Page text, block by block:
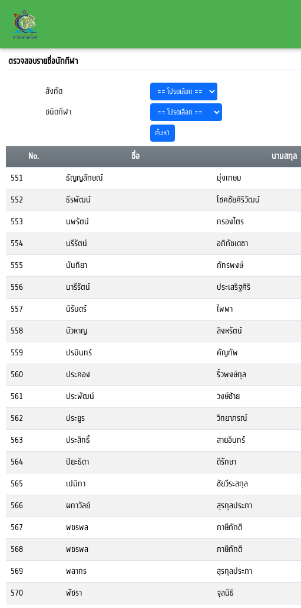
ตรวจสอบรายชื่อนักกีฬา
สังกัด
ชนิดกีฬา
No. ชื่อ นามสกุล
551
ธัญญลักษณ์ มุ่งเกษม
552
ธีรพัฒน์ โชคชัยศิริวัฒน์
553
นพรัตน์ กรองไตร
554
นรีรัตน์ อภิภัชเดชา
555
นันทิยา ภัทรพงษ์
556
นารีรัตน์ ประเสริฐศิริ
557
นิรันดร์ ไพพา
558
บัวหาญ สิงหรัตน์
559
ปรมินทร์ คัญทัพ
560
ประคอง ริ้วพงษ์กุล
561
ประพัฒน์ วงษ์ซ้าย
562
ประยูร วิทยาภรณ์
563
ประสิทธิ์ สายอินทร์
564
ปิยะธิดา ดีรักษา
565
เปมิกา ชัยวีระสกุล
566
ผกาวัลย์ สุรกุลประภา
567
พชรพล ภาษีภักดี
568
พชรพล ภาษีภักดี
569
พลากร สุรกุลประภา
570
พัชรา จุลนิธิ